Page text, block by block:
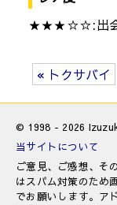
★★★☆☆:出会
« トクサバイ
© 1998 - 2026
当サイトについて
ご意見、ご感想、そ
はスパム対策のため
でお願いします。ア